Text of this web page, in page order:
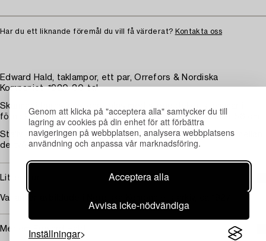
Genom att klicka på "acceptera alla" samtycker du till
lagring av cookies på din enhet för att förbättra
navigeringen på webbplatsen, analysera webbplatsens
användning och anpassa vår marknadsföring.
Acceptera alla
Avvisa icke-nödvändiga
Inställningar
Har du ett liknande föremål du vill få värderat? Kontakta oss
Edward Hald, taklampor, ett par, Orrefors & Nordiska
Kompaniet, 1920-30-tal.
Skärmar i bärnstenstonat glas med slipad dekor, stommar i
förnicklad mässing. Höjd ca 52 cm, skärmarnas diameter 56 cm.
Ställvis kantnagg, dekoren längs kanten skiljer sig något mellan
de två.
Litteratur
Varianter avbildade i Nordiska Kompaniets arkiv, ca 1927.
Mer om Edward Hald